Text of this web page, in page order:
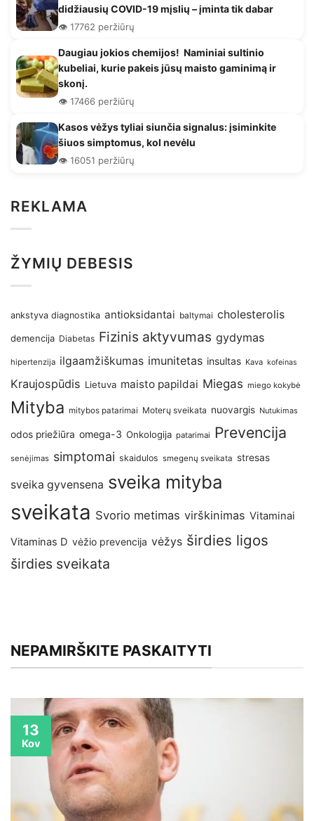
didžiausių COVID-19 mįslių – įminta tik dabar
👁️ 17762 peržiūrų
Daugiau jokios chemijos! Naminiai sultinio
kubeliai, kurie pakeis jūsų maisto gaminimą ir
skonį.
👁️ 17466 peržiūrų
Kasos vėžys tyliai siunčia signalus: įsiminkite
šiuos simptomus, kol nevėlu
👁️ 16051 peržiūrų
REKLAMA
ŽYMIŲ DEBESIS
ankstyva diagnostika antioksidantai baltymai cholesterolis
demencija Diabetas Fizinis aktyvumas gydymas
hipertenzija ilgaamžiškumas imunitetas insultas Kava kofeinas
Kraujospūdis Lietuva maisto papildai Miegas miego kokybė
Mityba mitybos patarimai Moterų sveikata nuovargis Nutukimas
odos priežiūra omega-3 Onkologija patarimai Prevencija
senėjimas simptomai skaidulos smegenų sveikata stresas
sveika gyvensena sveika mityba
sveikata Svorio metimas virškinimas Vitaminai
Vitaminas D vėžio prevencija vėžys širdies ligos
širdies sveikata
NEPAMIRŠKITE PASKAITYTI
13
Kov